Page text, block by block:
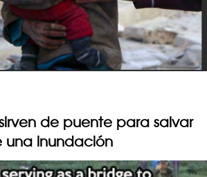
de puente para salvar
inundación